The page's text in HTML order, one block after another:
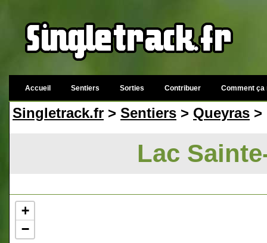
Accueil Sentiers Sorties Contribuer Comment ça
Singletrack.fr > Sentiers > Queyras >
Lac
+
−